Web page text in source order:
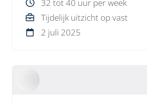
32 tot 40 uur per week
Tijdelijk uitzicht op vast
2 juli 2025